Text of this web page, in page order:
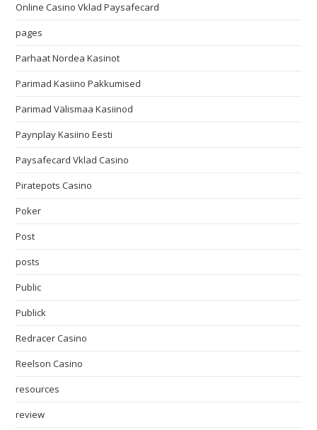
Online Casino Vklad Paysafecard
pages
Parhaat Nordea Kasinot
Parimad Kasiino Pakkumised
Parimad Välismaa Kasiinod
Paynplay Kasiino Eesti
Paysafecard Vklad Casino
Piratepots Casino
Poker
Post
posts
Public
Publick
Redracer Casino
Reelson Casino
resources
review